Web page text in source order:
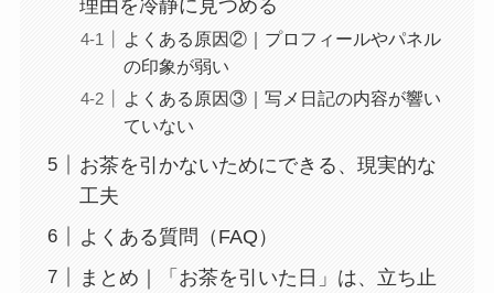
理由を冷静に見つめる
よくある原因②｜プロフィールやパネル
の印象が弱い
よくある原因③｜写メ日記の内容が響い
ていない
お茶を引かないためにできる、現実的な
工夫
よくある質問（FAQ）
まとめ｜「お茶を引いた日」は、立ち止